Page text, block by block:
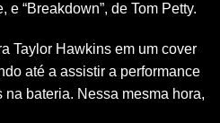
“Breakdown”, de Tom Petty.
Taylor Hawkins em um cover
até a assistir a performance
bateria. Nessa mesma hora,